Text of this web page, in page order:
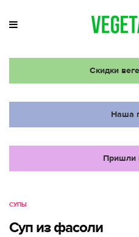
Скидки
Наша
Пришли
СУПЫ
Суп из фасоли